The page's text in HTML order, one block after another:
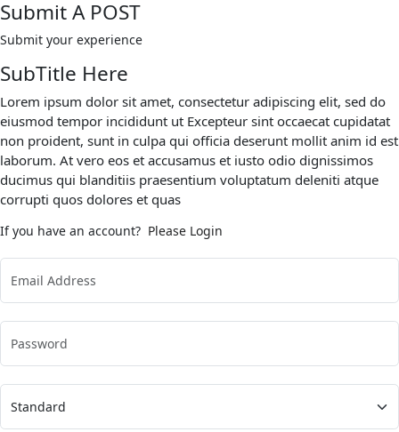
Submit A POST
Submit your experience
SubTitle Here
Lorem ipsum dolor sit amet, consectetur adipiscing elit, sed do
eiusmod tempor incididunt ut Excepteur sint occaecat cupidatat
non proident, sunt in culpa qui officia deserunt mollit anim id est
laborum. At vero eos et accusamus et iusto odio dignissimos
ducimus qui blanditiis praesentium voluptatum deleniti atque
corrupti quos dolores et quas
If you have an account? Please Login